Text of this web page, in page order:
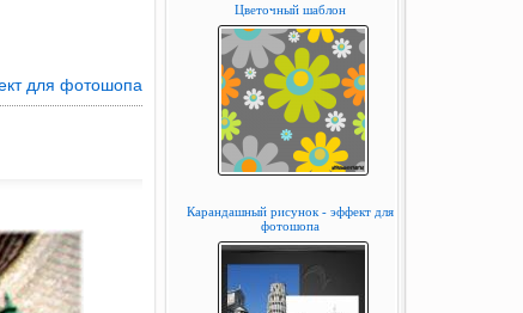
для фотошопа
Цветочный шаблон
Карандашный рисунок - эффект для
фотошопа